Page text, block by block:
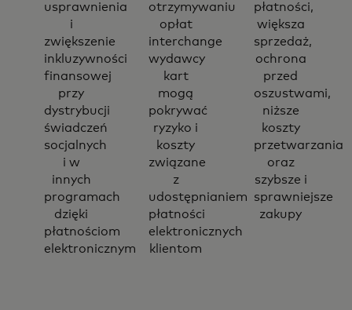
usprawnienia
i
zwiększenie
inkluzywności
finansowej
przy
dystrybucji
świadczeń
socjalnych
i w
innych
programach
dzięki
płatnościom
elektronicznym
otrzymywaniu
opłat
interchange
wydawcy
kart
mogą
pokrywać
ryzyko i
koszty
związane
z
udostępnianiem
płatności
elektronicznych
klientom
płatności,
większa
sprzedaż,
ochrona
przed
oszustwami,
niższe
koszty
przetwarzania
oraz
szybsze i
sprawniejsze
zakupy